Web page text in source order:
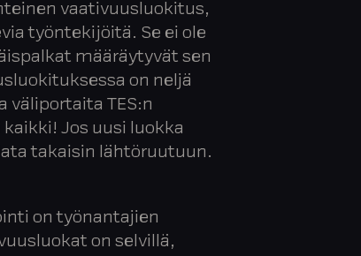
vaativuusluokitus,
työntekijöitä. Se ei ole
määräytyvät sen
on neljä
väliportaita TES:n
Jos uusi luokka
takaisin lähtöruutuun.
on työnantajien
on selvillä,